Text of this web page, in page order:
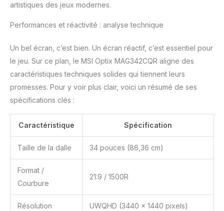
artistiques des jeux modernes.
Performances et réactivité : analyse technique
Un bel écran, c’est bien. Un écran réactif, c’est essentiel pour
le jeu. Sur ce plan, le MSI Optix MAG342CQR aligne des
caractéristiques techniques solides qui tiennent leurs
promesses. Pour y voir plus clair, voici un résumé de ses
spécifications clés :
Caractéristique Spécification
Taille de la dalle 34 pouces (86,36 cm)
Format /
Courbure
21:9 / 1500R
Résolution UWQHD (3440 x 1440 pixels)